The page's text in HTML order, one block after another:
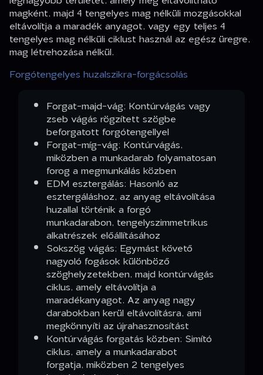
magként, majd 4 tengelyes mag nélküli mozgásokkal
eltávolítja a maradék anyagot, vagy egy teljes 4
tengelyes mag nélküli ciklust használ az egész üregre,
mag létrehozása nélkül.
Forgótengelyes huzalszikra-forgácsolás
Forgat-majd-vág: Kontúrvágás vagy
zseb vágás rögzített szögbe
beforgatott forgótengellyel
Forgat-míg-vág: Kontúrvágás,
miközben a munkadarab folyamatosan
forog a megmunkálás közben
EDM esztergálás: Hasonló az
esztergáláshoz, az anyag eltávolítása
huzallal történik a forgó
munkadarabon, tengelyszimmetrikus
alkatrészek előállításához
Sokszög vágás: Egymást követő
nagyoló fogások különböző
szöghelyzetekben, majd kontúrvágás
ciklus, amely eltávolítja a
maradékanyagot. Az anyag nagy
darabokban kerül eltávolításra, ami
megkönnyíti az újrahasznosítást
Kontúrvágás forgatás közben: Simító
ciklus, amely a munkadarabot
forgatja, miközben 2 tengelyes